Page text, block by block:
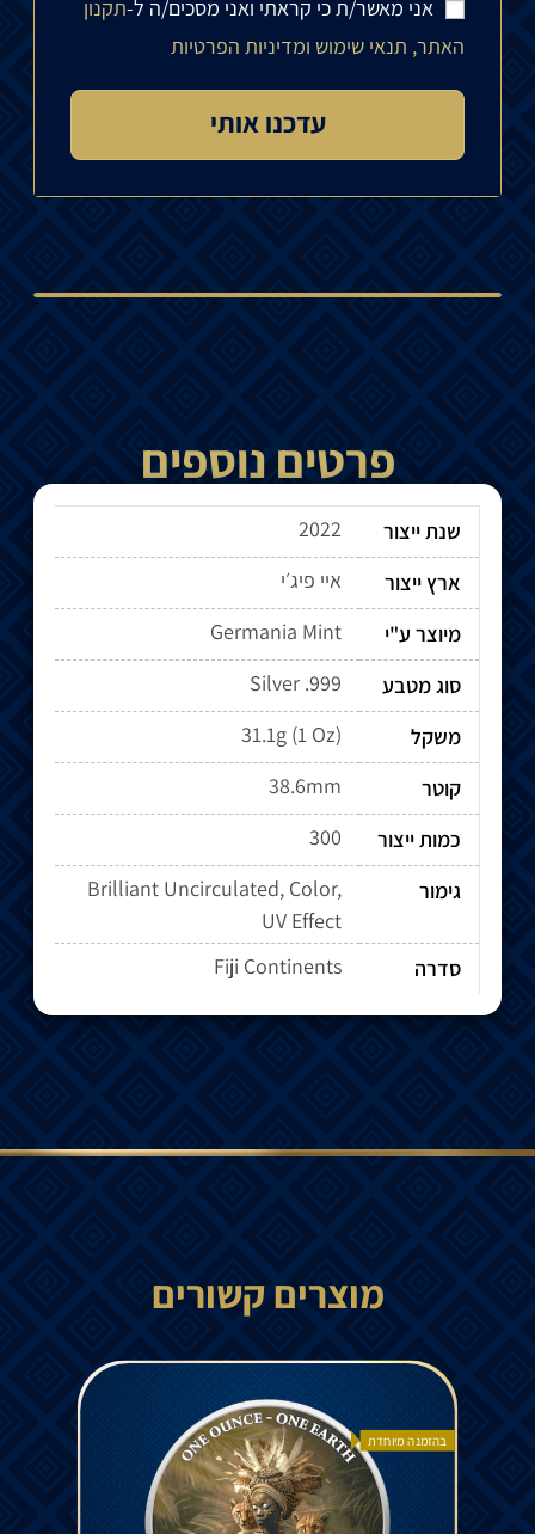
אני מאשר/ת כי קראתי ואני מסכים/ה ל-תקנון
האתר, תנאי שימוש ומדיניות הפרטיות
פרטים נוספים
שנת ייצור
2022
ארץ ייצור
איי פיג׳י
מיוצר ע"י
Germania Mint
סוג מטבע
Silver .999
משקל
31.1g (1 Oz)
קוטר
38.6mm
כמות ייצור
300
גימור
Brilliant Uncirculated, Color,
UV Effect
סדרה
Fiji Continents
מוצרים קשורים
בהזמנה מיוחדת